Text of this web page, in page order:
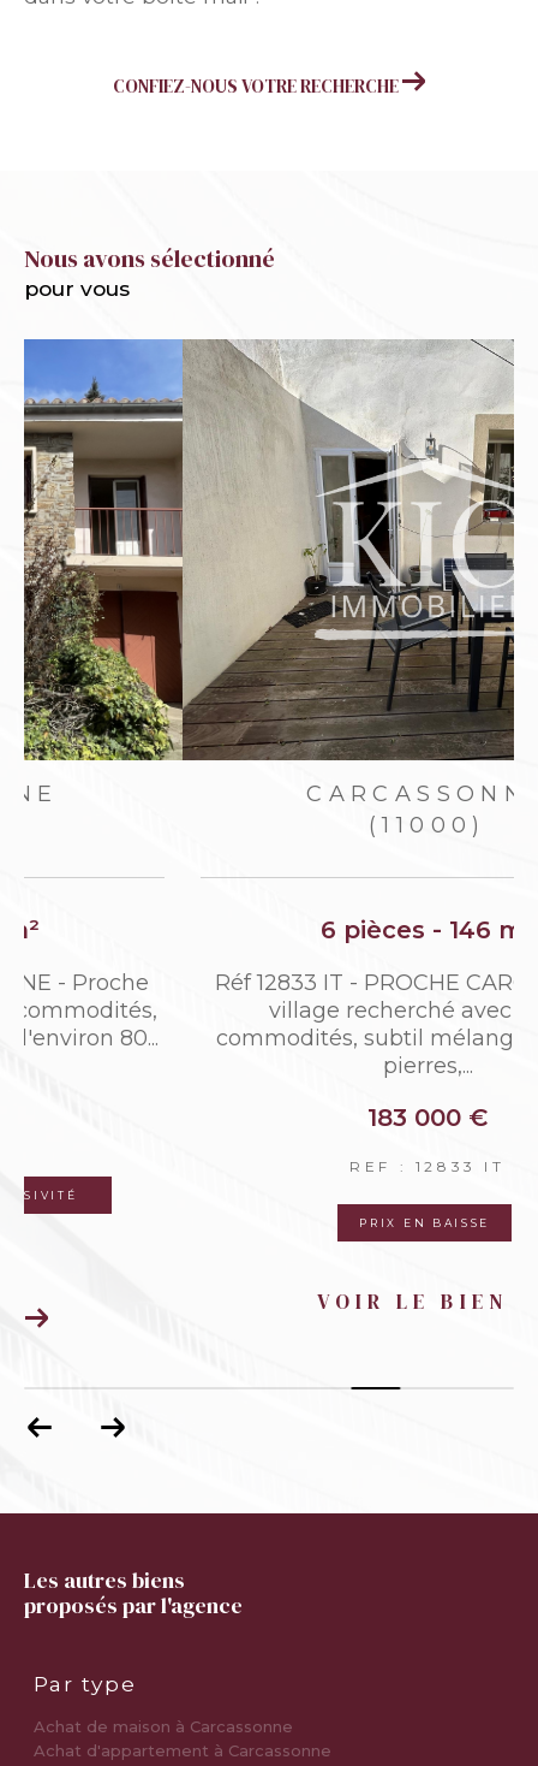
CONFIEZ-NOUS VOTRE RECHERCHE
Nous avons sélectionné
pour vous
CARCASSONNE
6 pièces - 146 m²
Réf 12833 IT - PROCHE CARCASSONNE,
village recherché avec toutes
commodités, subtil mélange de vieilles
VOIR LE BIEN
Les autres biens
proposés par l'agence
Par type
Achat de maison à Carcassonne
Achat d'appartement à Carcassonne